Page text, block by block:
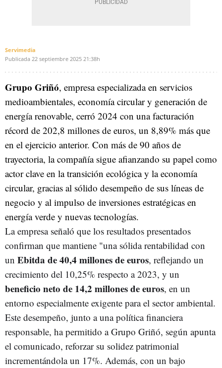
Servimedia
Publicada 22 septiembre 2025 21:38h
Grupo Griñó, empresa especializada en servicios
medioambientales, economía circular y generación de
energía renovable, cerró 2024 con una facturación
récord de 202,8 millones de euros, un 8,89% más que
en el ejercicio anterior. Con más de 90 años de
trayectoria, la compañía sigue afianzando su papel como
actor clave en la transición ecológica y la economía
circular, gracias al sólido desempeño de sus líneas de
negocio y al impulso de inversiones estratégicas en
energía verde y nuevas tecnologías.
La empresa señaló que los resultados presentados
confirman que mantiene "una sólida rentabilidad con
un Ebitda de 40,4 millones de euros, reflejando un
crecimiento del 10,25% respecto a 2023, y un
beneficio neto de 14,2 millones de euros, en un
entorno especialmente exigente para el sector ambiental.
Este desempeño, junto a una política financiera
responsable, ha permitido a Grupo Griñó, según apunta
el comunicado, reforzar su solidez patrimonial
incrementándola un 17%. Además, con un bajo